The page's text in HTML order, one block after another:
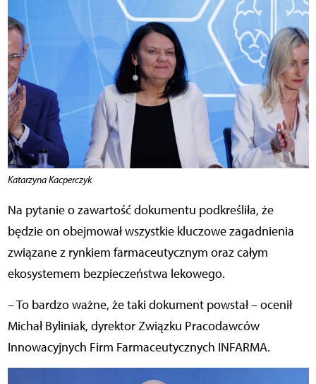
Katarzyna Kacperczyk
Na pytanie o zawartość dokumentu podkreśliła, że
będzie on obejmował wszystkie kluczowe zagadnienia
związane z rynkiem farmaceutycznym oraz całym
ekosystemem bezpieczeństwa lekowego.
– To bardzo ważne, że taki dokument powstał – ocenił
Michał Byliniak, dyrektor Związku Pracodawców
Innowacyjnych Firm Farmaceutycznych INFARMA.